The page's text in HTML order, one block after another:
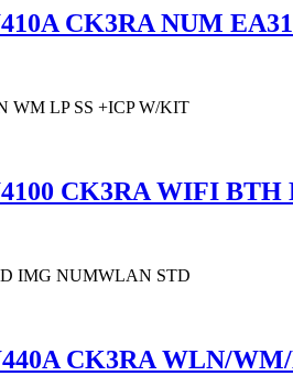
CK3RA NUM
WM LP SS +ICP W/KIT
CK3RA WIFI
IMG NUMWLAN STD
CK3RA WLN/